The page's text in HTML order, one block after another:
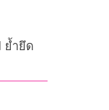
ย้ำยึด